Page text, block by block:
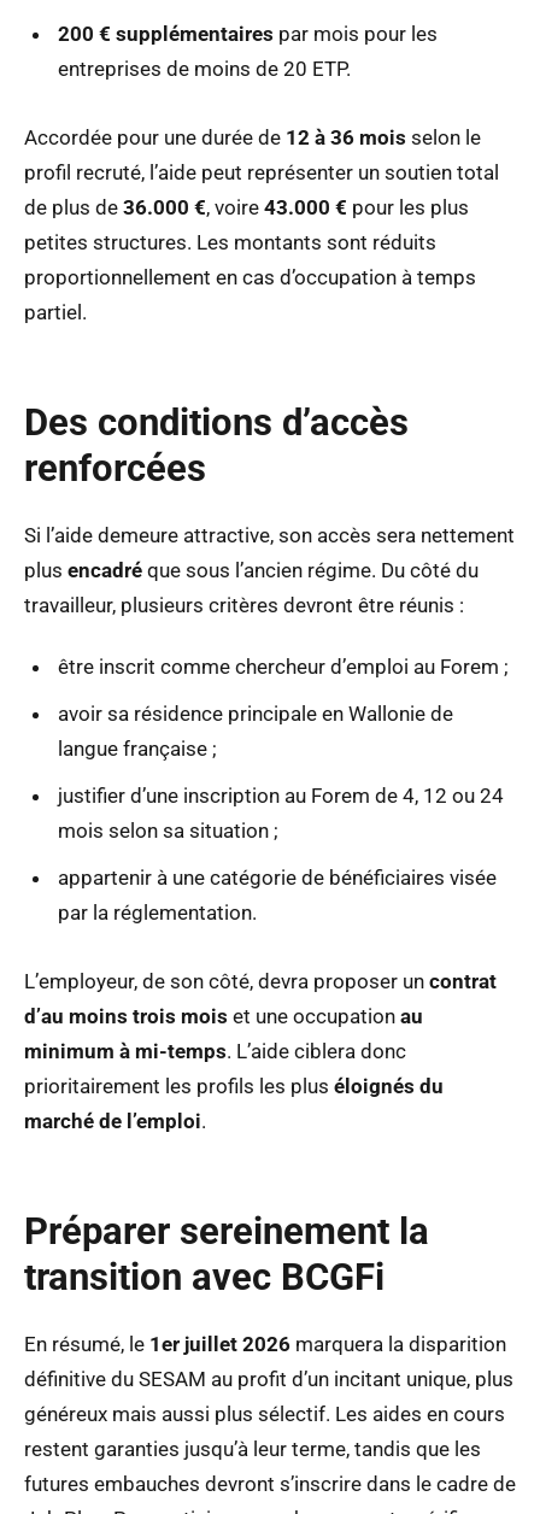
200 € supplémentaires par mois pour les
entreprises de moins de 20 ETP.
Accordée pour une durée de 12 à 36 mois selon le
profil recruté, l’aide peut représenter un soutien total
de plus de 36.000 €, voire 43.000 € pour les plus
petites structures. Les montants sont réduits
proportionnellement en cas d’occupation à temps
partiel.
Des conditions d’accès
renforcées
Si l’aide demeure attractive, son accès sera nettement
plus encadré que sous l’ancien régime. Du côté du
travailleur, plusieurs critères devront être réunis :
être inscrit comme chercheur d’emploi au Forem ;
avoir sa résidence principale en Wallonie de
langue française ;
justifier d’une inscription au Forem de 4, 12 ou 24
mois selon sa situation ;
appartenir à une catégorie de bénéficiaires visée
par la réglementation.
L’employeur, de son côté, devra proposer un contrat
d’au moins trois mois et une occupation au
minimum à mi-temps. L’aide ciblera donc
prioritairement les profils les plus éloignés du
marché de l’emploi.
Préparer sereinement la
transition avec BCGFi
En résumé, le 1er juillet 2026 marquera la disparition
définitive du SESAM au profit d’un incitant unique, plus
généreux mais aussi plus sélectif. Les aides en cours
restent garanties jusqu’à leur terme, tandis que les
futures embauches devront s’inscrire dans le cadre de